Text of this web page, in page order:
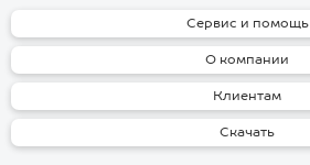
Сервис и помощь
О компании
Клиентам
Скачать